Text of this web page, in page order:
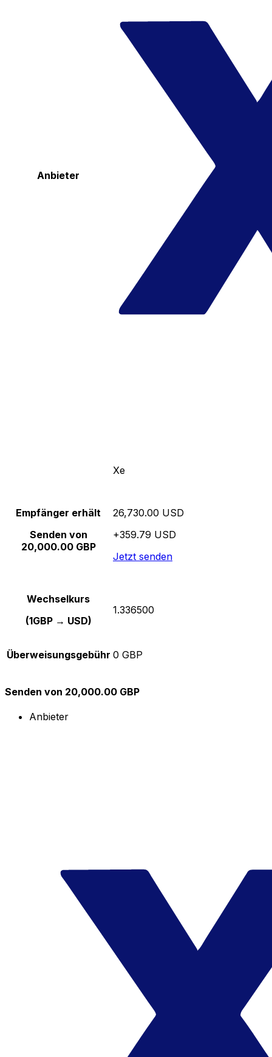
Anbieter
Xe
Empfänger erhält
Senden von
20,000.00 GBP
26,730.00 USD
+359.79 USD
Jetzt senden
Wechselkurs
(1GBP → USD)
1.336500
Überweisungsgebühr 0 GBP
Senden von 20,000.00 GBP
Anbieter